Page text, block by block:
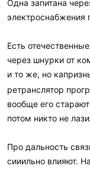
Одна запитана
электроснабжения
Есть
через шнурки от
и то же, но
ретранслятор
вообще его
потом никто не
Про дальность
сииильно влияют.